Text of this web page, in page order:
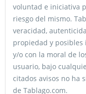
voluntad e iniciativa
riesgo del mismo.
veracidad,
propiedad y
y/o con la moral de
usuario, bajo
citados avisos no ha
de Tablago.com.